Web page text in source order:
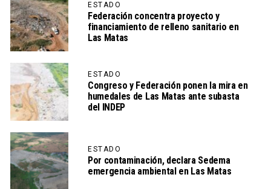
ESTADO
Federación concentra proyecto y
financiamiento de relleno sanitario en
Las Matas
ESTADO
Congreso y Federación ponen la mira en
humedales de Las Matas ante subasta
del INDEP
ESTADO
Por contaminación, declara Sedema
emergencia ambiental en Las Matas